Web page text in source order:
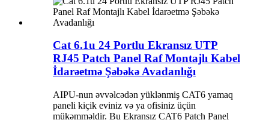
Cat 6.1u 24 Portlu Ekransız UTP
RJ45 Patch Panel Raf Montajlı Kabel
İdarəetmə Şəbəkə Avadanlığı
AIPU-nun əvvəlcədən yüklənmiş CAT6 yamaq
paneli kiçik eviniz və ya ofisiniz üçün
mükəmməldir. Bu Ekransız CAT6 Patch Panel